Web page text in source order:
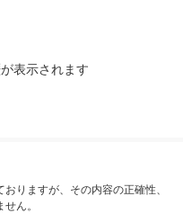
表示されます
りますが、その内容の正確性、
ん。